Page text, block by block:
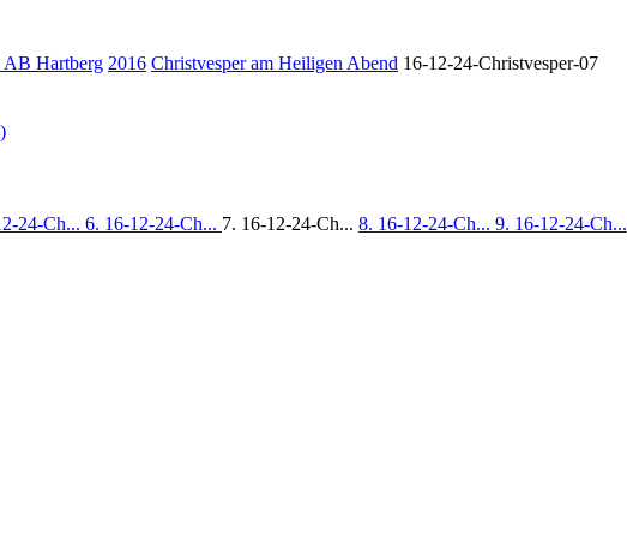
AB Hartberg 2016 Christvesper am Heiligen Abend 16-12-24-Christvesper-07
24-Ch... 6. 16-12-24-Ch... 7. 16-12-24-Ch... 8. 16-12-24-Ch... 9. 16-12-24-Ch...